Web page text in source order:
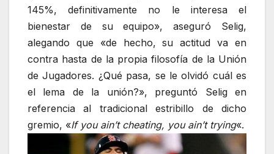
145%, definitivamente no le interesa el
bienestar de su equipo», aseguró Selig,
alegando que «de hecho, su actitud va en
contra hasta de la propia filosofía de la Unión
de Jugadores. ¿Qué pasa, se le olvidó cuál es
el lema de la unión?», preguntó Selig en
referencia al tradicional estribillo de dicho
gremio, «If you ain’t cheating, you ain’t trying«.